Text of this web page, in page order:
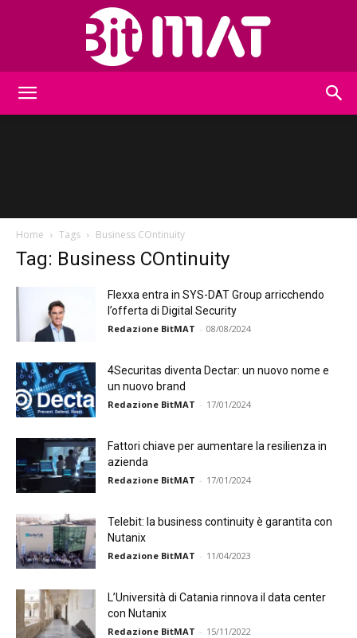
Home Tags Business COntinuity
Tag: Business COntinuity
Flexxa entra in SYS-DAT Group arricchendo
l’offerta di Digital Security
Redazione BitMAT - 08/08/2024
4Securitas diventa Dectar: un nuovo nome e
un nuovo brand
Redazione BitMAT - 17/01/2024
Fattori chiave per aumentare la resilienza in
azienda
Redazione BitMAT - 17/01/2024
Telebit: la business continuity è garantita con
Nutanix
Redazione BitMAT - 11/04/2023
L’Università di Catania rinnova il data center
con Nutanix
Redazione BitMAT - 15/11/2022